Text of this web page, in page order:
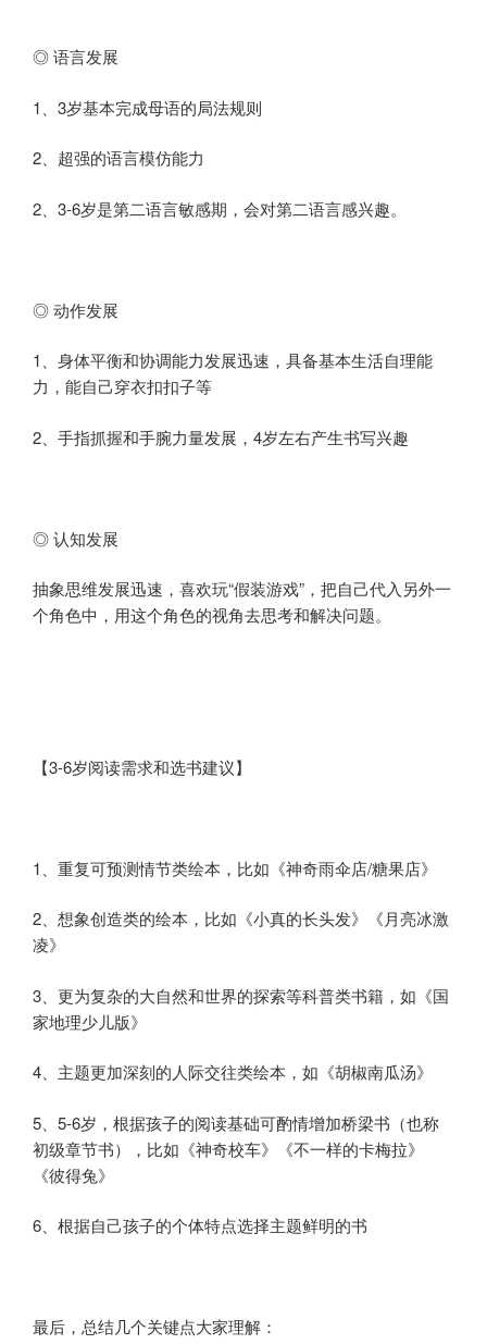
◎ 语言发展
1、3岁基本完成母语的局法规则
2、超强的语言模仿能力
2、3-6岁是第二语言敏感期，会对第二语言感兴趣。
◎ 动作发展
1、身体平衡和协调能力发展迅速，具备基本生活自理能
力，能自己穿衣扣扣子等
2、手指抓握和手腕力量发展，4岁左右产生书写兴趣
◎ 认知发展
抽象思维发展迅速，喜欢玩“假装游戏”，把自己代入另外一
个角色中，用这个角色的视角去思考和解决问题。
【3-6岁阅读需求和选书建议】
1、重复可预测情节类绘本，比如《神奇雨伞店/糖果店》
2、想象创造类的绘本，比如《小真的长头发》《月亮冰激
凌》
3、更为复杂的大自然和世界的探索等科普类书籍，如《国
家地理少儿版》
4、主题更加深刻的人际交往类绘本，如《胡椒南瓜汤》
5、5-6岁，根据孩子的阅读基础可酌情增加桥梁书（也称
初级章节书），比如《神奇校车》《不一样的卡梅拉》
《彼得兔》
6、根据自己孩子的个体特点选择主题鲜明的书
最后，总结几个关键点大家理解：